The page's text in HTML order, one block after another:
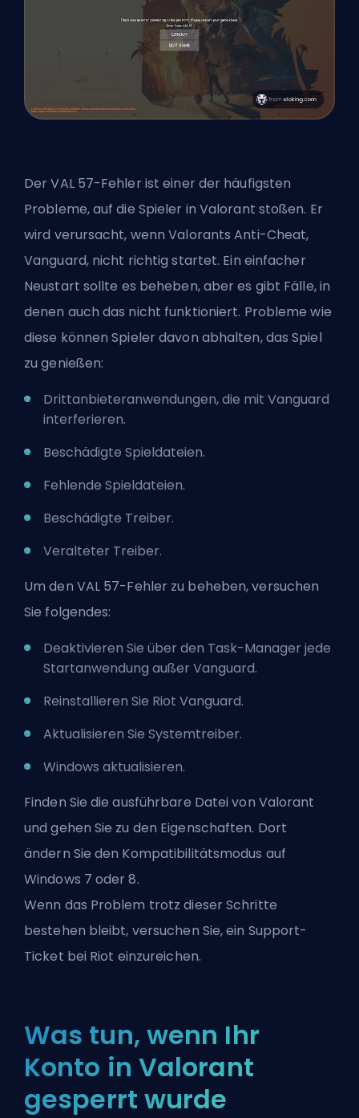
Der VAL 57-Fehler ist einer der häufigsten
Probleme, auf die Spieler in Valorant stoßen. Er
wird verursacht, wenn Valorants Anti-Cheat,
Vanguard, nicht richtig startet. Ein einfacher
Neustart sollte es beheben, aber es gibt Fälle, in
denen auch das nicht funktioniert. Probleme wie
diese können Spieler davon abhalten, das Spiel
zu genießen:
Drittanbieteranwendungen, die mit Vanguard
interferieren.
Beschädigte Spieldateien.
Fehlende Spieldateien.
Beschädigte Treiber.
Veralteter Treiber.
Um den VAL 57-Fehler zu beheben, versuchen
Sie folgendes:
Deaktivieren Sie über den Task-Manager jede
Startanwendung außer Vanguard.
Reinstallieren Sie Riot Vanguard.
Aktualisieren Sie Systemtreiber.
Windows aktualisieren.
Finden Sie die ausführbare Datei von Valorant
und gehen Sie zu den Eigenschaften. Dort
ändern Sie den Kompatibilitätsmodus auf
Windows 7 oder 8.
Wenn das Problem trotz dieser Schritte
bestehen bleibt, versuchen Sie, ein Support-
Ticket bei Riot einzureichen.
Was tun, wenn Ihr
Konto in Valorant
gesperrt wurde